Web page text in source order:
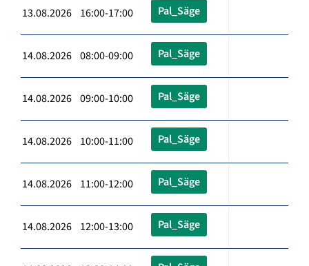
13.08.2026 16:00-17:00 Pal_Säge
14.08.2026 08:00-09:00 Pal_Säge
14.08.2026 09:00-10:00 Pal_Säge
14.08.2026 10:00-11:00 Pal_Säge
14.08.2026 11:00-12:00 Pal_Säge
14.08.2026 12:00-13:00 Pal_Säge